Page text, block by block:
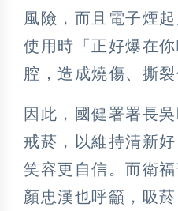
風險，而且電子煙
使用時「正好爆在
腔，造成燒傷、撕
因此，國健署署長
戒菸，以維持清新
笑容更自信。而衛
顏忠漢也呼籲，吸